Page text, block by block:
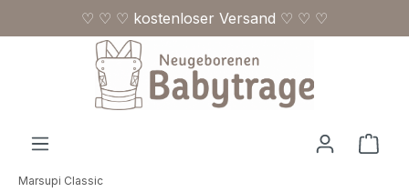
Zum Hauptinhalt springen
♡ ♡ ♡ kostenloser Versand ♡ ♡ ♡
Marsupi Classic